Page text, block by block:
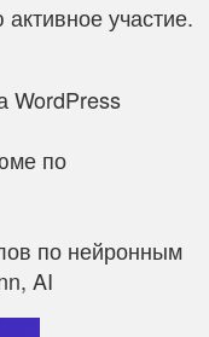
участие.
WordPress
по
по нейронным
AI